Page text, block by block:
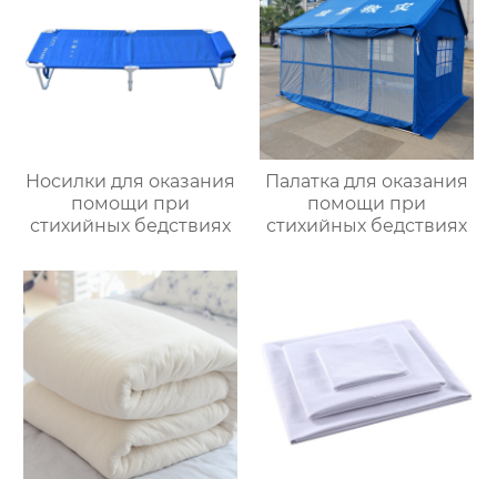
Носилки для оказания
помощи при
стихийных бедствиях
Палатка для оказания
помощи при
стихийных бедствиях